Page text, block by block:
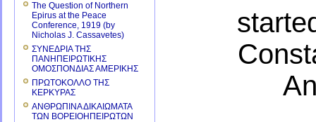
The Question of Northern
Epirus at the Peace
Conference, 1919 (by
Nicholas J. Cassavetes)
ΣΥΝΕΔΡΙΑ ΤΗΣ
ΠΑΝΗΠΕΙΡΩΤΙΚΗΣ
ΟΜΟΣΠΟΝΔΙΑΣ ΑΜΕΡΙΚΗΣ
ΠΡΩΤΟΚΟΛΛΟ ΤΗΣ
ΚΕΡΚΥΡΑΣ
ΑΝΘΡΩΠΙΝΑ ΔΙΚΑΙΩΜΑΤΑ
ΤΩΝ ΒΟΡΕΙΟΗΠΕΙΡΩΤΩΝ